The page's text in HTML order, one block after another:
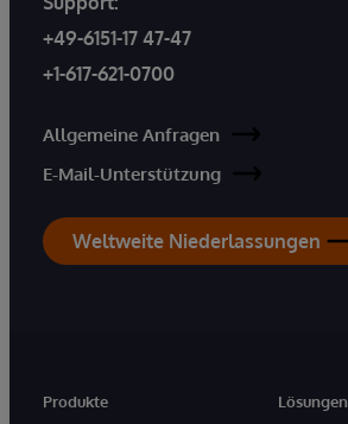
+49-6151-17 47-47
+1-617-621-0700
Allgemeine Anfragen
E-Mail-Unterstützung
Weltweite Niederlassungen
Produkte
Lösungen